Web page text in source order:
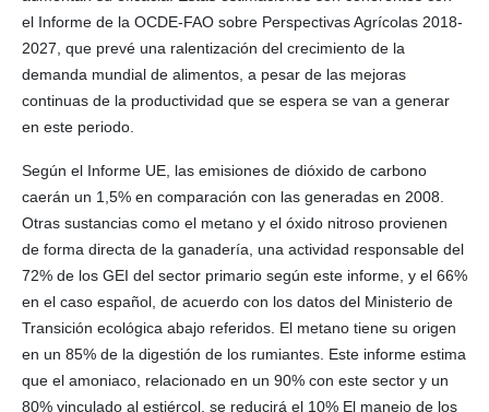
el Informe de la OCDE-FAO sobre Perspectivas Agrícolas 2018-
2027, que prevé una ralentización del crecimiento de la
demanda mundial de alimentos, a pesar de las mejoras
continuas de la productividad que se espera se van a generar
en este periodo.
Según el Informe UE, las emisiones de dióxido de carbono
caerán un 1,5% en comparación con las generadas en 2008.
Otras sustancias como el metano y el óxido nitroso provienen
de forma directa de la ganadería, una actividad responsable del
72% de los GEI del sector primario según este informe, y el 66%
en el caso español, de acuerdo con los datos del Ministerio de
Transición ecológica abajo referidos. El metano tiene su origen
en un 85% de la digestión de los rumiantes. Este informe estima
que el amoniaco, relacionado en un 90% con este sector y un
80% vinculado al estiércol, se reducirá el 10% El manejo de los